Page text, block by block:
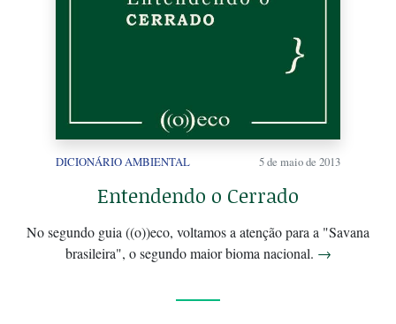
DICIONÁRIO AMBIENTAL 5 de maio de 2013
Entendendo o Cerrado
No segundo guia ((o))eco, voltamos a atenção para a "Savana
brasileira", o segundo maior bioma nacional. →